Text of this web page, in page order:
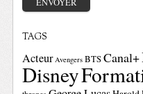
TAGS
Acteur Avengers BTSCanal+
Disney